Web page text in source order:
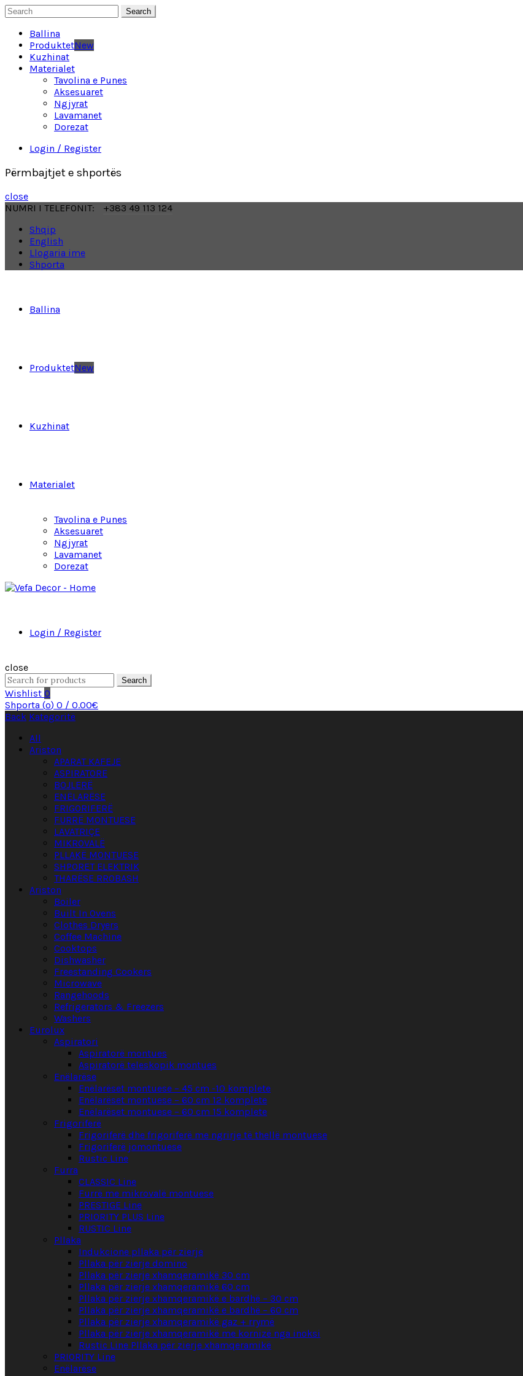
Search
Ballina
ProduktetNew
Kuzhinat
Materialet
Tavolina e Punes
Aksesuaret
Ngjyrat
Lavamanet
Dorezat
Login / Register
Përmbajtjet e shportës
close
NUMRI I TELEFONIT:
+383 49 113 124
Shqip
English
Llogaria ime
Shporta
Ballina
ProduktetNew
Kuzhinat
Materialet
Tavolina e Punes
Aksesuaret
Ngjyrat
Lavamanet
Dorezat
Login / Register
close
Search
Wishlist 0
Shporta (o) 0 / 0.00€
Back Kategoritë
All
Ariston
APARAT KAFEJE
ASPIRATORË
BOJLERË
ENËLARËSE
FRIGORIFERË
FURRË MONTUESE
LAVATRIÇE
MIKROVALË
PLLAKË MONTUESE
SHPORET ELEKTRIK
THARËSE RROBASH
Ariston
Boiler
Built In Ovens
Clothes Dryers
Coffee Machine
Cooktops
Dishwasher
Freestanding Cookers
Microwave
Rangehoods
Refrigerators & Freezers
Washers
Eurolux
Aspiratori
Aspiratorë montues
Aspiratorë teleskopik montues
Enëlarëse
Enëlarëset montuese – 45 cm -10 komplete
Enëlarëset montuese – 60 cm 12 komplete
Enëlarëset montuese – 60 cm 15 komplete
Frigoriferë
Frigoriferë dhe frigoriferë me ngrirje të thellë montuese
Frigoriferë jomontuese
Rustic Line
Furra
CLASSIC Line
Furrë me mikrovalë montuese
PRESTIGE Line
PRIORITY PLUS Line
RUSTIC Line
Pllaka
Indukcione pllaka për zierje
Pllaka për zierje domino
Pllaka për zierje xhamqeramikë 30 cm
Pllaka për zierje xhamqeramikë 60 cm
Pllaka për zierje xhamqeramikë e bardhë – 30 cm
Pllaka për zierje xhamqeramikë e bardhë – 60 cm
Pllaka për zierje xhamqeramikë gaz + rrymë
Pllaka për zierje xhamqeramikë me kornizë nga inoksi
Rustic Line Pllaka për zierje xhamqeramikë
PRIORITY Line
Enëlarëse